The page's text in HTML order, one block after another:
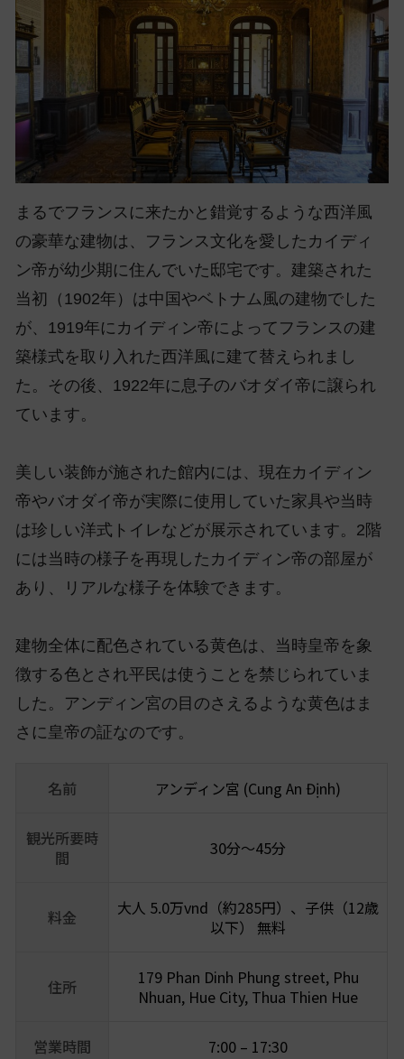
まるでフランスに来たかと錯覚するような西洋風
の豪華な建物は、フランス文化を愛したカイディ
ン帝が幼少期に住んでいた邸宅です。建築された
当初（1902年）は中国やベトナム風の建物でした
が、1919年にカイディン帝によってフランスの建
築様式を取り入れた西洋風に建て替えられまし
た。その後、1922年に息子のバオダイ帝に譲られ
ています。
美しい装飾が施された館内には、現在カイディン
帝やバオダイ帝が実際に使用していた家具や当時
は珍しい洋式トイレなどが展示されています。2階
には当時の様子を再現したカイディン帝の部屋が
あり、リアルな様子を体験できます。
建物全体に配色されている黄色は、当時皇帝を象
徴する色とされ平民は使うことを禁じられていま
した。アンディン宮の目のさえるような黄色はま
さに皇帝の証なのです。
名前 アンディン宮 (Cung An Định)
観光所要時
間
30分〜45分
料金
大人 5.0万vnd（約285円）、子供（12歳
以下） 無料
住所
179 Phan Dinh Phung street, Phu
Nhuan, Hue City, Thua Thien Hue
営業時間 7:00 – 17:30